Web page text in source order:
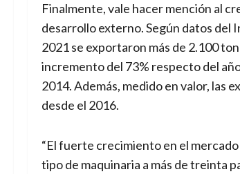
Finalmente, vale hacer mención al
desarrollo externo. Según datos del
2021 se exportaron más de 2.100
incremento del 73% respecto del
2014. Además, medido en valor, las
desde el 2016.
“El fuerte crecimiento en el
tipo de maquinaria a más de treinta